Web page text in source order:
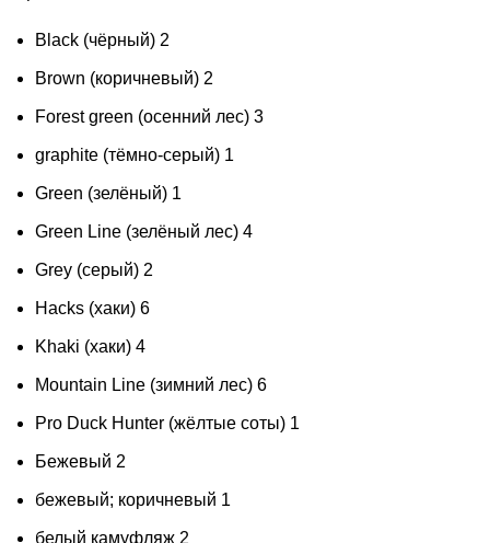
Black (чёрный) 2
Brown (коричневый) 2
Forest green (осенний лес) 3
graphite (тёмно-серый) 1
Green (зелёный) 1
Green Line (зелёный лес) 4
Grey (серый) 2
Hacks (хаки) 6
Khaki (хаки) 4
Mountain Line (зимний лес) 6
Pro Duck Hunter (жёлтые соты) 1
Бежевый 2
бежевый; коричневый 1
белый камуфляж 2